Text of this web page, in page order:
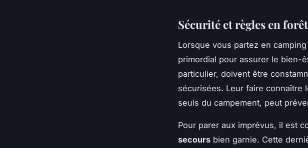
Sécurité et règles en forêt
Lorsque vous partez en
primordial pour assurer le bien-
particulier, doivent être
sécurisées. Leur faire connaître
seuls du campement, peut
Pour parer aux imprévus, il est
secours bien garnie. Cette